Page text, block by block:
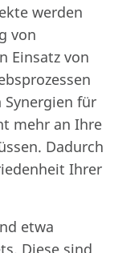
werden
von
Einsatz von
Synergien für
mehr an Ihre
Dadurch
Ihrer
etwa
Diese sind